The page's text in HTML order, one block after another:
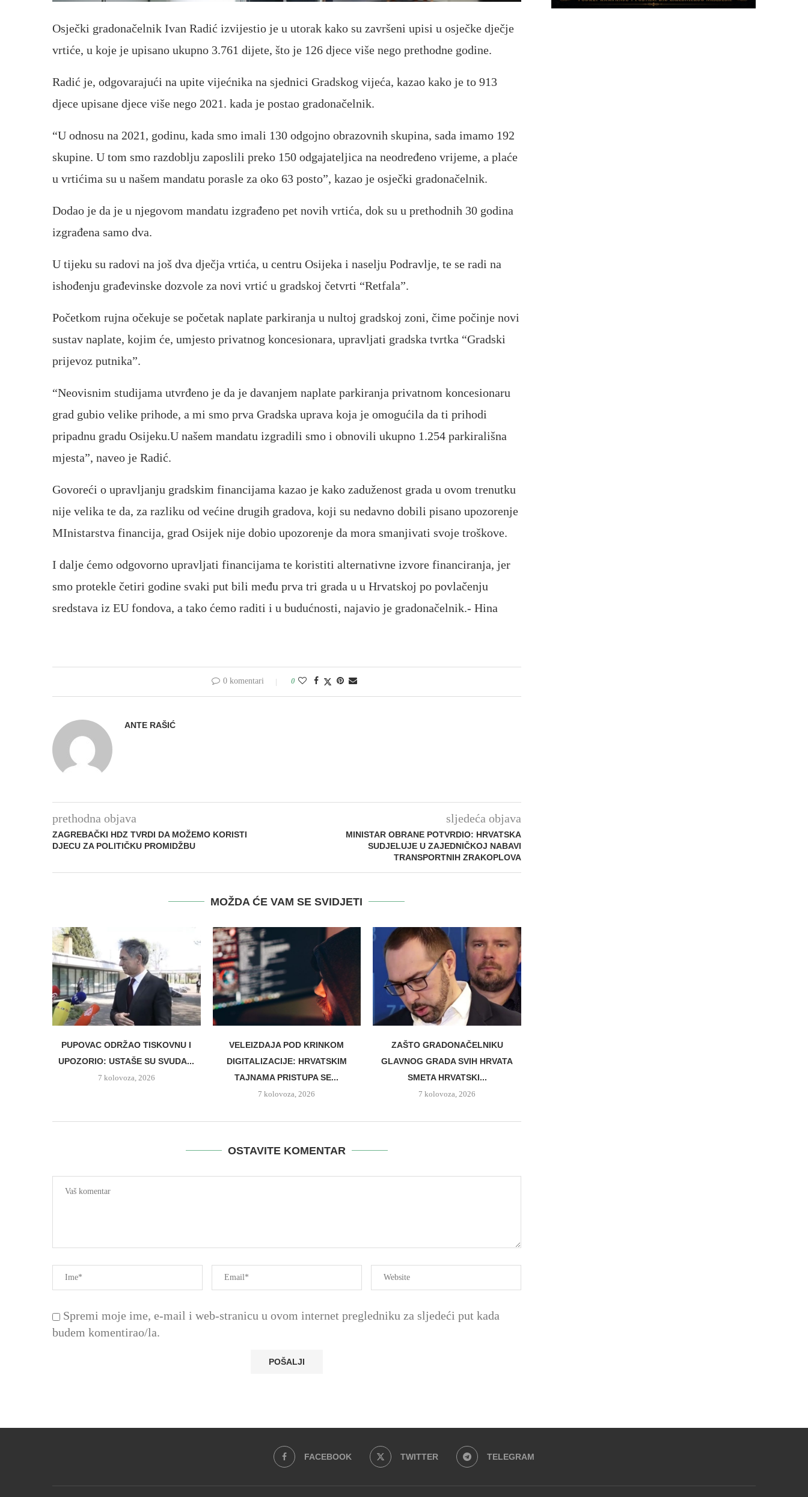
Osječki gradonačelnik Ivan Radić izvijestio je u utorak kako su završeni upisi u osječke dječje
vrtiće, u koje je upisano ukupno 3.761 dijete, što je 126 djece više nego prethodne godine.
Radić je, odgovarajući na upite vijećnika na sjednici Gradskog vijeća, kazao kako je to 913
djece upisane djece više nego 2021. kada je postao gradonačelnik.
“U odnosu na 2021, godinu, kada smo imali 130 odgojno obrazovnih skupina, sada imamo 192
skupine. U tom smo razdoblju zaposlili preko 150 odgajateljica na neodređeno vrijeme, a plaće
u vrtićima su u našem mandatu porasle za oko 63 posto”, kazao je osječki gradonačelnik.
Dodao je da je u njegovom mandatu izgrađeno pet novih vrtića, dok su u prethodnih 30 godina
izgrađena samo dva.
U tijeku su radovi na još dva dječja vrtića, u centru Osijeka i naselju Podravlje, te se radi na
ishođenju građevinske dozvole za novi vrtić u gradskoj četvrti “Retfala”.
Početkom rujna očekuje se početak naplate parkiranja u nultoj gradskoj zoni, čime počinje novi
sustav naplate, kojim će, umjesto privatnog koncesionara, upravljati gradska tvrtka “Gradski
prijevoz putnika”.
“Neovisnim studijama utvrđeno je da je davanjem naplate parkiranja privatnom koncesionaru
grad gubio velike prihode, a mi smo prva Gradska uprava koja je omogućila da ti prihodi
pripadnu gradu Osijeku.U našem mandatu izgradili smo i obnovili ukupno 1.254 parkirališna
mjesta”, naveo je Radić.
Govoreći o upravljanju gradskim financijama kazao je kako zaduženost grada u ovom trenutku
nije velika te da, za razliku od većine drugih gradova, koji su nedavno dobili pisano upozorenje
MInistarstva financija, grad Osijek nije dobio upozorenje da mora smanjivati svoje troškove.
I dalje ćemo odgovorno upravljati financijama te koristiti alternativne izvore financiranja, jer
smo protekle četiri godine svaki put bili među prva tri grada u u Hrvatskoj po povlačenju
sredstava iz EU fondova, a tako ćemo raditi i u budućnosti, najavio je gradonačelnik.- Hina
0 komentari 0
ANTE RAŠIĆ
prethodna objava
ZAGREBAČKI HDZ TVRDI DA MOŽEMO KORISTI
DJECU ZA POLITIČKU PROMIDŽBU
sljedeća objava
MINISTAR OBRANE POTVRDIO: HRVATSKA
SUDJELUJE U ZAJEDNIČKOJ NABAVI
TRANSPORTNIH ZRAKOPLOVA
MOŽDA ĆE VAM SE SVIDJETI
PUPOVAC ODRŽAO TISKOVNU I
UPOZORIO: USTAŠE SU SVUDA...
7 kolovoza, 2026
VELEIZDAJA POD KRINKOM
DIGITALIZACIJE: HRVATSKIM
TAJNAMA PRISTUPA SE...
7 kolovoza, 2026
ZAŠTO GRADONAČELNIKU
GLAVNOG GRADA SVIH HRVATA
SMETA HRVATSKI...
7 kolovoza, 2026
OSTAVITE KOMENTAR
Spremi moje ime, e-mail i web-stranicu u ovom internet pregledniku za sljedeći put kada
budem komentirao/la.
FACEBOOK TWITTER TELEGRAM